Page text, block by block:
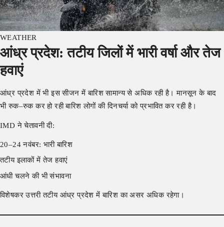
WEATHER
आंध्र प्रदेश: तटीय जिलों में भारी वर्षा और तेज
हवाएं
आंध्र प्रदेश में भी इस सीजन में बारिश सामान्य से अधिक रही है। मानसून के बाद
भी रुक–रुक कर हो रही बारिश लोगों की दिनचर्या को प्रभावित कर रही है।
IMD ने चेतावनी दी:
20–24 नवंबर: भारी बारिश
तटीय इलाकों में तेज हवाएं
आंधी चलने की भी संभावना
विशेषकर उत्तरी तटीय आंध्र प्रदेश में बारिश का असर अधिक रहेगा।